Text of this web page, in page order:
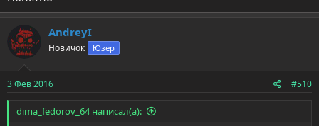
AndreyI
Новичок Юзер
3 Фев 2016 #510
dima_fedorov_64 написал(а):